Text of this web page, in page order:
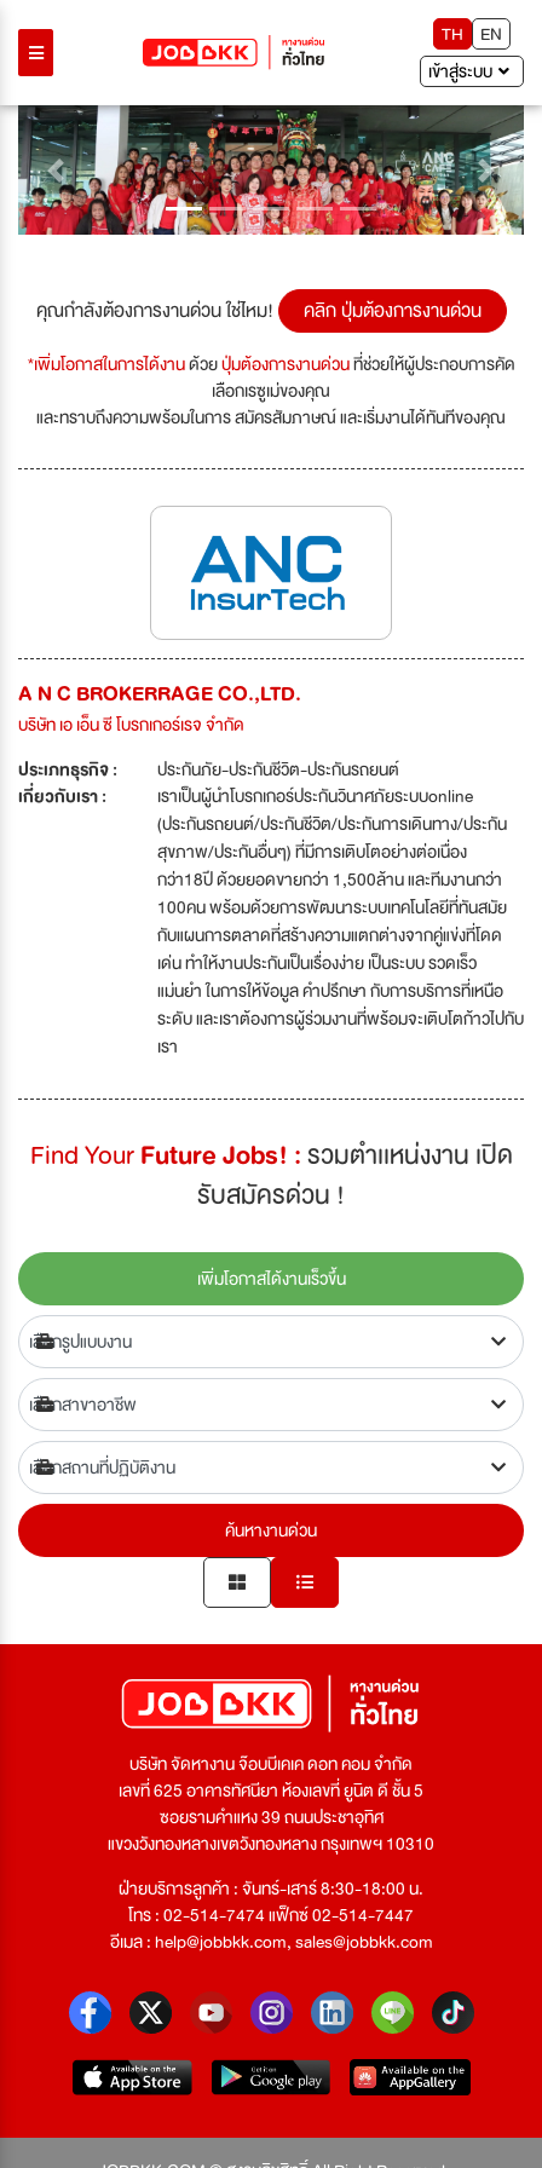
TH
EN
เข้าสู่ระบบ
Previous Next
คุณกำลังต้องการงานด่วน ใช่ไหม! คลิก ปุ่มต้องการงานด่วน
*เพิ่มโอกาสในการได้งานด้วยปุ่มต้องการงานด่วนที่ช่วยให้ผู้ประกอบการคัด
เลือกเรซูเม่ของคุณ
และทราบถึงความพร้อมในการ สมัครสัมภาษณ์ และเริ่มงานได้ทันทีของคุณ
A N C BROKERRAGE CO.,LTD.
บริษัท เอ เอ็น ซี โบรกเกอร์เรจ จำกัด
ประเภทธุรกิจ :
ประกันภัย-ประกันชีวิต-ประกันรถยนต์
เกี่ยวกับเรา :
เราเป็นผู้นำโบรกเกอร์ประกันวินาศภัยระบบonline
(ประกันรถยนต์/ประกันชีวิต/ประกันการเดินทาง/ประกัน
สุขภาพ/ประกันอื่นๆ) ที่มีการเติบโตอย่างต่อเนื่อง
กว่า18ปี ด้วยยอดขายกว่า 1,500ล้าน และทีมงานกว่า
100คน พร้อมด้วยการพัฒนาระบบเทคโนโลยีที่ทันสมัย
กับแผนการตลาดที่สร้างความแตกต่างจากคู่แข่งที่โดด
เด่น ทำให้งานประกันเป็นเรื่องง่าย เป็นระบบ รวดเร็ว
แม่นยำ ในการให้ข้อมูล คำปรึกษา กับการบริการที่เหนือ
ระดับ และเราต้องการผู้ร่วมงานที่พร้อมจะเติบโตก้าวไปกับ
เรา
Find YourFuture Jobs! :รวมตำเเหน่งงาน เปิด
รับสมัครด่วน !
เพิ่มโอกาสได้งานเร็วขึ้น
ค้นหางานด่วน
บริษัท จัดหางาน จ๊อบบีเคเค ดอท คอม จำกัด
เลขที่ 625 อาคารทัศนียา ห้องเลขที่ ยูนิต ดี ชั้น 5
ซอยรามคำแหง 39 ถนนประชาอุทิศ
แขวงวังทองหลางเขตวังทองหลาง กรุงเทพฯ 10310
ฝ่ายบริการลูกค้า : จันทร์-เสาร์ 8:30-18:00 น.
โทร : 02-514-7474 แฟ็กซ์ 02-514-7447
อีเมล :help@jobbkk.com,sales@jobbkk.com